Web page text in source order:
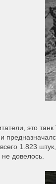
это
1.823
довелось.